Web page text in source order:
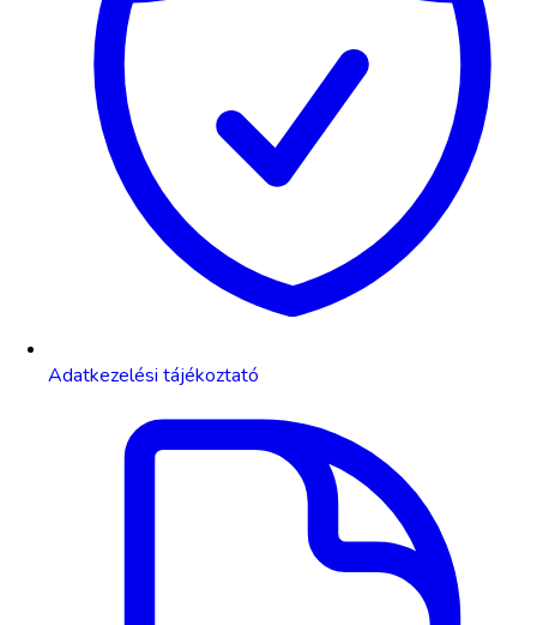
Adatkezelési tájékoztató